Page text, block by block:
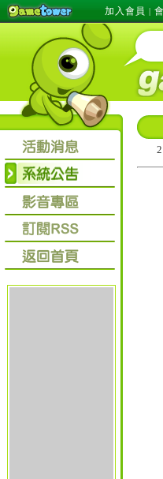
加入會員 |